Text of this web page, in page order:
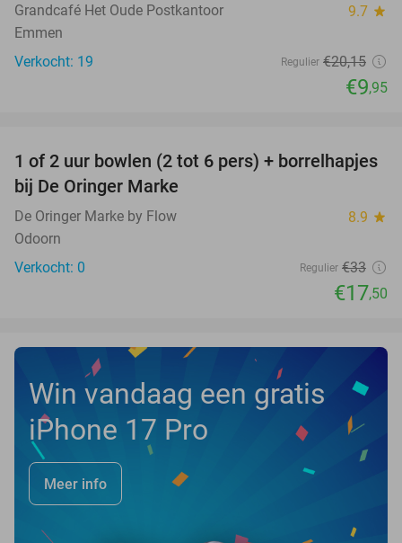
Grandcafé Het Oude Postkantoor 9.7 star
Emmen
Verkocht: 19
Regulier €20,15
€9,95
47%
TODAY
1 of 2 uur bowlen (2 tot 6 pers) + borrelhapjes
bij De Oringer Marke
De Oringer Marke by Flow 8.9 star
Odoorn
Verkocht: 0
Regulier €33
€17,50
Win vandaag een gratis
iPhone 17 Pro
Meer info